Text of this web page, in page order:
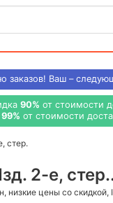
заказов! Ваш –
90% от стоимости
99% от стоимости
стер.
2-е,
низкие цены со